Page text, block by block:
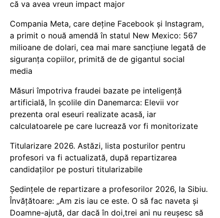
că va avea vreun impact major
Compania Meta, care deține Facebook și Instagram,
a primit o nouă amendă în statul New Mexico: 567
milioane de dolari, cea mai mare sancțiune legată de
siguranța copiilor, primită de de gigantul social
media
Măsuri împotriva fraudei bazate pe inteligență
artificială, în școlile din Danemarca: Elevii vor
prezenta oral eseuri realizate acasă, iar
calculatoarele pe care lucrează vor fi monitorizate
Titularizare 2026. Astăzi, lista posturilor pentru
profesori va fi actualizată, după repartizarea
candidaților pe posturi titularizabile
Ședințele de repartizare a profesorilor 2026, la Sibiu.
Învățătoare: „Am zis iau ce este. O să fac naveta și
Doamne-ajută, dar dacă în doi,trei ani nu reușesc să